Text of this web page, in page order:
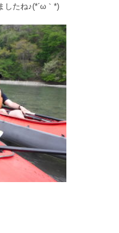
したね♪(*´ω｀*)